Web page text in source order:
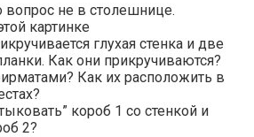
вопрос не в столешнице.
картинке
глухая стенка и две
Как они прикручиваются?
Как их расположить в
короб 1 со стенкой и
2?